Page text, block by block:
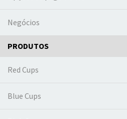
Negócios
PRODUTOS
Red Cups
Blue Cups